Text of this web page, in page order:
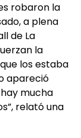
robaron la
a plena
de La
la
los estaba
apareció
mucha
relató una